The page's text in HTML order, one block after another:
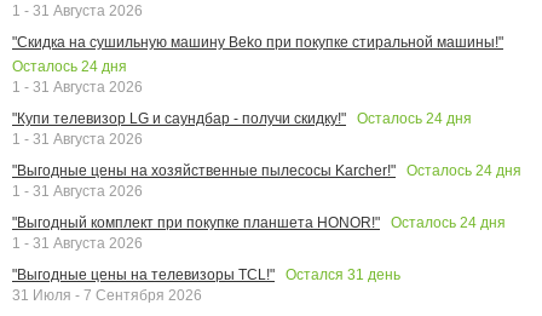
1 - 31 Августа 2026
"Скидка на сушильную машину Beko при покупке стиральной машины!"
Осталось 24 дня
1 - 31 Августа 2026
"Купи телевизор LG и саундбар - получи скидку!"
Осталось 24 дня
1 - 31 Августа 2026
"Выгодные цены на хозяйственные пылесосы Karcher!"
Осталось 24 дня
1 - 31 Августа 2026
"Выгодный комплект при покупке планшета HONOR!"
Осталось 24 дня
1 - 31 Августа 2026
"Выгодные цены на телевизоры TCL!"
Остался 31 день
31 Июля - 7 Сентября 2026